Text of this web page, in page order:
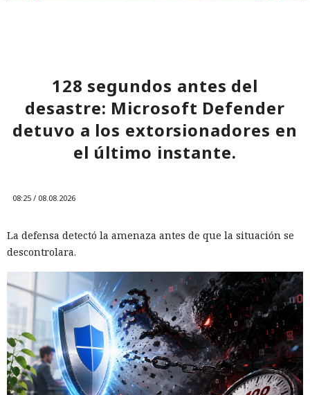
128 segundos antes del
desastre: Microsoft Defender
detuvo a los extorsionadores en
el último instante.
08:25 / 08.08.2026
La defensa detectó la amenaza antes de que la situación se
descontrolara.